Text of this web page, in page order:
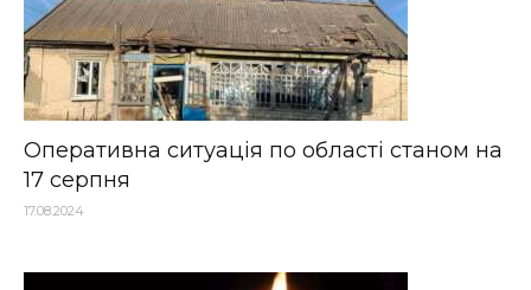
Оперативна ситуація по області станом на
17 серпня
17.08.2024